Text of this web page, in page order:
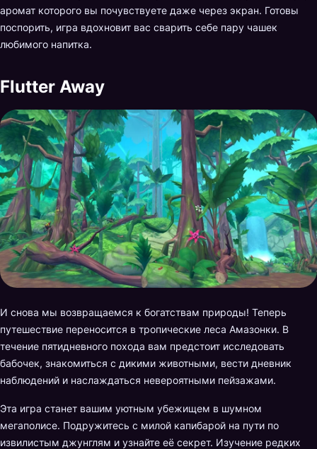
аромат которого вы почувствуете даже через экран. Готовы
поспорить, игра вдохновит вас сварить себе пару чашек
любимого напитка.
Flutter Away
И снова мы возвращаемся к богатствам природы! Теперь
путешествие переносится в тропические леса Амазонки. В
течение пятидневного похода вам предстоит исследовать
бабочек, знакомиться с дикими животными, вести дневник
наблюдений и наслаждаться невероятными пейзажами.
Эта игра станет вашим уютным убежищем в шумном
мегаполисе. Подружитесь с милой капибарой на пути по
извилистым джунглям и узнайте её секрет. Изучение редких